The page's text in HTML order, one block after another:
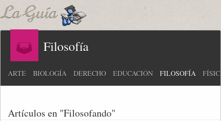
Filosofía
ARTE BIOLOGÍA DERECHO EDUCACIÓN FILOSOFÍA
Artículos en "Filosofando"